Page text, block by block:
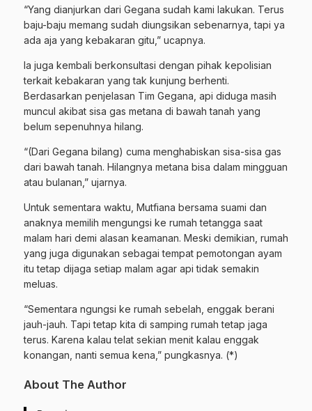
“Yang dianjurkan dari Gegana sudah kami lakukan. Terus
baju-baju memang sudah diungsikan sebenarnya, tapi ya
ada aja yang kebakaran gitu,” ucapnya.
Ia juga kembali berkonsultasi dengan pihak kepolisian
terkait kebakaran yang tak kunjung berhenti.
Berdasarkan penjelasan Tim Gegana, api diduga masih
muncul akibat sisa gas metana di bawah tanah yang
belum sepenuhnya hilang.
“(Dari Gegana bilang) cuma menghabiskan sisa-sisa gas
dari bawah tanah. Hilangnya metana bisa dalam mingguan
atau bulanan,” ujarnya.
Untuk sementara waktu, Mutfiana bersama suami dan
anaknya memilih mengungsi ke rumah tetangga saat
malam hari demi alasan keamanan. Meski demikian, rumah
yang juga digunakan sebagai tempat pemotongan ayam
itu tetap dijaga setiap malam agar api tidak semakin
meluas.
“Sementara ngungsi ke rumah sebelah, enggak berani
jauh-jauh. Tapi tetap kita di samping rumah tetap jaga
terus. Karena kalau telat sekian menit kalau enggak
konangan, nanti semua kena,” pungkasnya. (*)
About The Author